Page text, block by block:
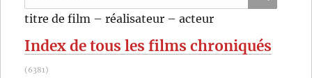
pour
:
titre de film – réalisateur – acteur
Index de tous les films chroniqués
(6381)